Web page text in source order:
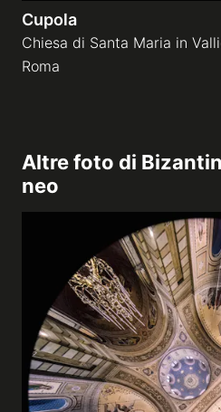
Cupola
Chiesa di Santa Maria in
Roma
Altre foto di
neo